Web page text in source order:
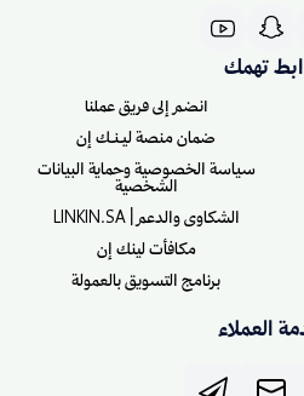
تهمك
انضم إلى فريق عملنا
ضمان منصة ليـنـك إن
سياسة الخصوصية وحماية البيانات
الشخصية
الشكاوى والدعم | LINKIN.SA
مكافأت لينك إن
برنامج التسويق بالعمولة
العملاء